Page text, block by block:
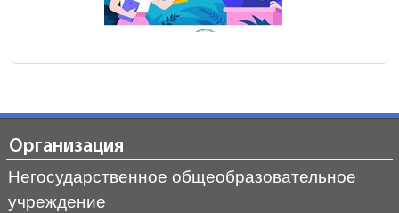
Организация
Негосударственное общеобразовательное
учреждение